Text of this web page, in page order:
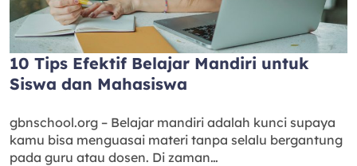
10 Tips Efektif Belajar Mandiri untuk
Siswa dan Mahasiswa
gbnschool.org – Belajar mandiri adalah kunci supaya
kamu bisa menguasai materi tanpa selalu bergantung
pada guru atau dosen. Di zaman…